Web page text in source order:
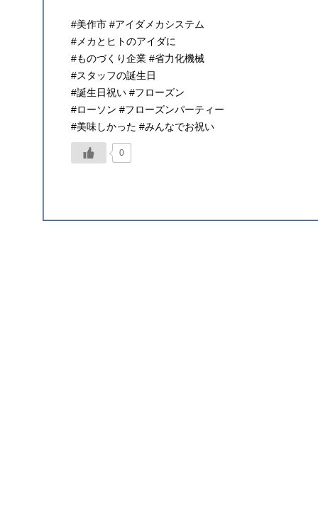
#美作市 #アイダメカシステム
#メカとヒトのアイダに
#ものづくり企業 #省力化機械
#スタッフの誕生日
#誕生日祝い #フローズン
#ローソン #フローズンパーティー
#美味しかった #みんなでお祝い
0